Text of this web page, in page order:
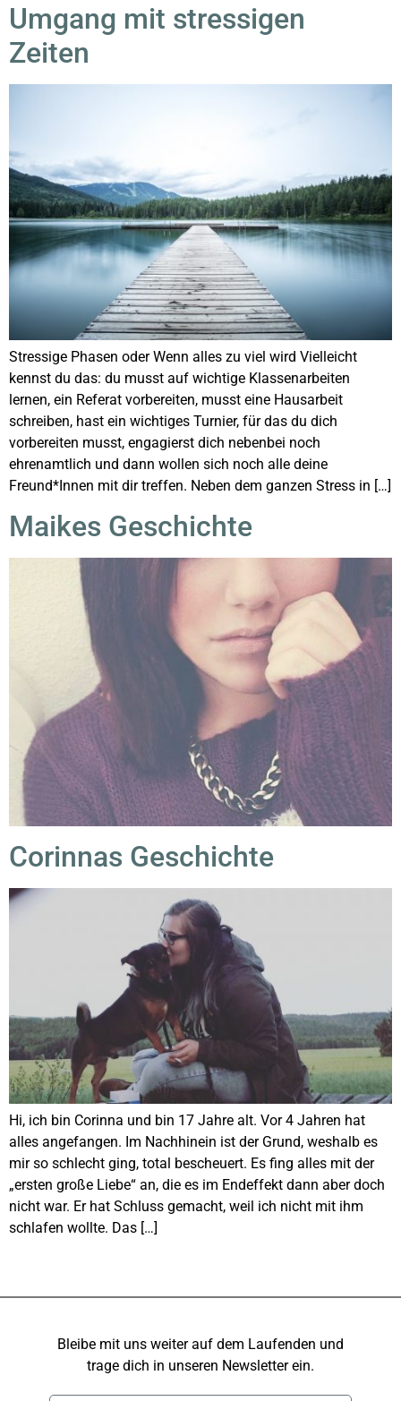
Umgang mit stressigen
Zeiten
Stressige Phasen oder Wenn alles zu viel wird Vielleicht
kennst du das: du musst auf wichtige Klassenarbeiten
lernen, ein Referat vorbereiten, musst eine Hausarbeit
schreiben, hast ein wichtiges Turnier, für das du dich
vorbereiten musst, engagierst dich nebenbei noch
ehrenamtlich und dann wollen sich noch alle deine
Freund*Innen mit dir treffen. Neben dem ganzen Stress in […]
Maikes Geschichte
Corinnas Geschichte
Hi, ich bin Corinna und bin 17 Jahre alt. Vor 4 Jahren hat
alles angefangen. Im Nachhinein ist der Grund, weshalb es
mir so schlecht ging, total bescheuert. Es fing alles mit der
„ersten große Liebe“ an, die es im Endeffekt dann aber doch
nicht war. Er hat Schluss gemacht, weil ich nicht mit ihm
schlafen wollte. Das […]
Bleibe mit uns weiter auf dem Laufenden und
trage dich in unseren Newsletter ein.